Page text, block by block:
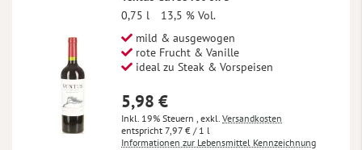
0,75 l
13,5 % Vol.
mild & ausgewogen
rote Frucht & Vanille
ideal zu Steak & Vorspeisen
5,98 €
Inkl. 19% Steuern , exkl. Versandkosten
7,97 € / 1 l
Informationen zur Lebensmittel Kennzeichnung